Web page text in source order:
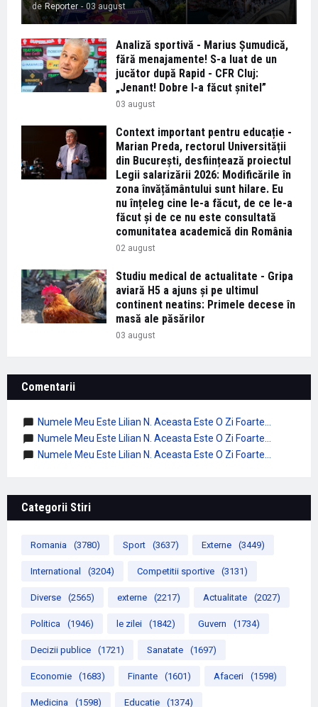
de Reporter - 03 august
Analiză sportivă - Marius Șumudică,
fără menajamente! S-a luat de un
jucător după Rapid - CFR Cluj:
„Jenant! Dobre l-a făcut șnitel”
03 august
Context important pentru educație -
Marian Preda, rectorul Universității
din București, desființează proiectul
Legii salarizării 2026: Modificările în
zona învățământului sunt hilare. Eu
nu înțeleg cine le-a făcut, de ce le-a
făcut și de ce nu este consultată
comunitatea academică din România
02 august
Studiu medical de actualitate - Gripa
aviară H5 a ajuns și pe ultimul
continent neatins: Primele decese în
masă ale păsărilor
03 august
Comentarii
Numele Meu Este Lilian N. Aceasta Este O Zi Foarte...
Numele Meu Este Lilian N. Aceasta Este O Zi Foarte...
Numele Meu Este Lilian N. Aceasta Este O Zi Foarte...
Categorii Stiri
Romania (3780) Sport (3637) Externe (3449)
International (3204) Competitii sportive (3131)
Diverse (2565) externe (2217) Actualitate (2027)
Politica (1946) le zilei (1842) Guvern (1734)
Decizii publice (1721) Sanatate (1697)
Economie (1683) Finante (1601) Afaceri (1598)
Medicina (1598) Educatie (1374)